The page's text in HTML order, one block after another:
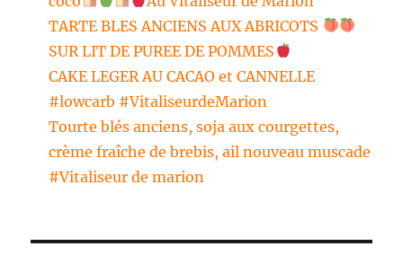
TARTE BLES ANCIENS AUX ABRICOTS
SUR LIT DE PUREE DE POMMES
CAKE LEGER AU CACAO et CANNELLE
#lowcarb #VitaliseurdeMarion
Tourte blés anciens, soja aux courgettes,
crème fraîche de brebis, ail nouveau muscade
#Vitaliseur de marion